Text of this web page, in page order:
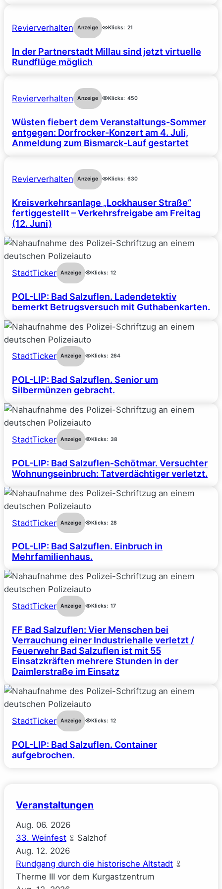
Revierverhalten Anzeige Klicks: 21
In der Partnerstadt Millau sind jetzt virtuelle
Rundflüge möglich
Revierverhalten Anzeige Klicks: 450
Wüsten fiebert dem Veranstaltungs-Sommer
entgegen: Dorfrocker-Konzert am 4. Juli,
Anmeldung zum Bismarck-Lauf gestartet
Revierverhalten Anzeige Klicks: 630
Kreisverkehrsanlage „Lockhauser Straße“
fertiggestellt – Verkehrsfreigabe am Freitag
(12. Juni)
StadtTicker Anzeige Klicks: 12
POL-LIP: Bad Salzuflen. Ladendetektiv
bemerkt Betrugsversuch mit Guthabenkarten.
StadtTicker Anzeige Klicks: 264
POL-LIP: Bad Salzuflen. Senior um
Silbermünzen gebracht.
StadtTicker Anzeige Klicks: 38
POL-LIP: Bad Salzuflen-Schötmar. Versuchter
Wohnungseinbruch: Tatverdächtiger verletzt.
StadtTicker Anzeige Klicks: 28
POL-LIP: Bad Salzuflen. Einbruch in
Mehrfamilienhaus.
StadtTicker Anzeige Klicks: 17
FF Bad Salzuflen: Vier Menschen bei
Verrauchung einer Industriehalle verletzt /
Feuerwehr Bad Salzuflen ist mit 55
Einsatzkräften mehrere Stunden in der
Daimlerstraße im Einsatz
StadtTicker Anzeige Klicks: 12
POL-LIP: Bad Salzuflen. Container
aufgebrochen.
Veranstaltungen
Aug. 06. 2026
33. Weinfest
Salzhof
Aug. 12. 2026
Rundgang durch die historische Altstadt
Therme III vor dem Kurgastzentrum